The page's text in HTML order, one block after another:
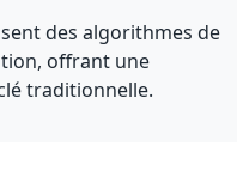
des algorithmes de
offrant une
traditionnelle.